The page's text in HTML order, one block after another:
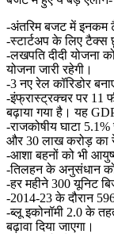
-अंतरिम बजट में इनकम
-स्टार्टअप के लिए टैक्स
-लखपति दीदी योजना
योजना जारी रहेगी।
-3 नए रेल कॉरिडोर
-इंफ्रास्ट्रक्चर पर 11
बढ़ाया गया है। यह
-राजकोषीय घाटा
और 30 लाख करोड़ का
-आशा बहनों को भी
-तिलहन के अनुसंधान को
-हर महीने 300 यूनिट
-2014-23 के दौरान
-ब्लू इकोनॉमी 2.0 के
बढ़ावा दिया जाएगा।